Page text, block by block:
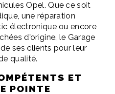
Opel. Que ce soit
une réparation
électronique ou encore
d'origine, le Garage
ses clients pour leur
qualité.
ET
POINTE